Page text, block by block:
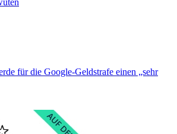
für die Google-Geldstrafe einen „sehr